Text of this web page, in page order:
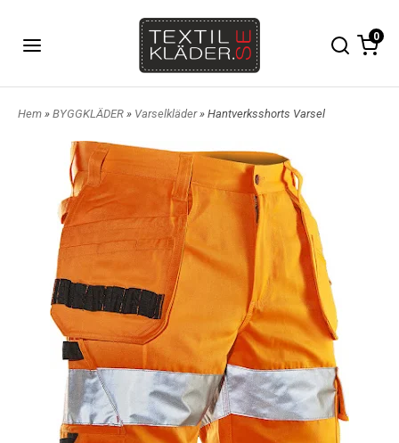
0
Hem » BYGGKLÄDER » Varselkläder» Hantverksshorts Varsel